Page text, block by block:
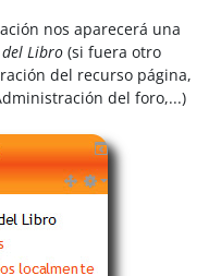
nos aparecerá una
Libro (si fuera otro
del recurso página,
del foro,...)